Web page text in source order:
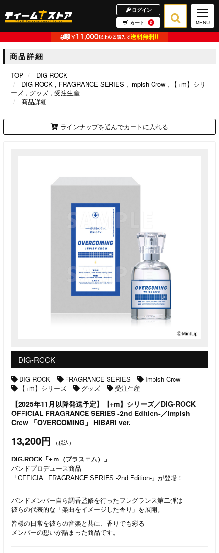
ログイン
カート
0 MENU
商品詳細
TOP
DIG-ROCK
DIG-ROCK
FRAGRANCE SERIES Impish Crow
【+m】シリ
ーズ
グッズ
受注生産
商品詳細
ラインナップを選んでカートに入れる
DIG-ROCK
DIG-ROCK FRAGRANCE SERIES
Impish Crow
【+m】シリーズ
グッズ 受注生産
【2025年11月以降発送予定】【+m】シリーズ／DIG-ROCK
OFFICIAL FRAGRANCE SERIES -2nd Edition-／Impish
Crow 「OVERCOMING」 HIBARI ver.
13,200円 （税込）
DIG-ROCK「+ｍ（プラスエム）」
バンドプロデュース商品
「OFFICIAL FRAGRANCE SERIES -2nd Edition-」が登場！
バンドメンバー自ら調香監修を行ったフレグランス第二弾は
彼らの代表的な「楽曲をイメージした香り」を展開。
皆様の日常を彼らの音楽と共に、香りでも彩る
メンバーの想いが詰まった商品です。